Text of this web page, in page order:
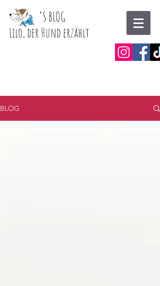
'S BLOG
Lilo, der Hund erzählt
BLOG